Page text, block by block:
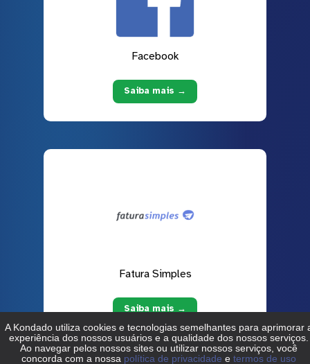
Facebook
Saiba mais →
Fatura Simples
Saiba mais →